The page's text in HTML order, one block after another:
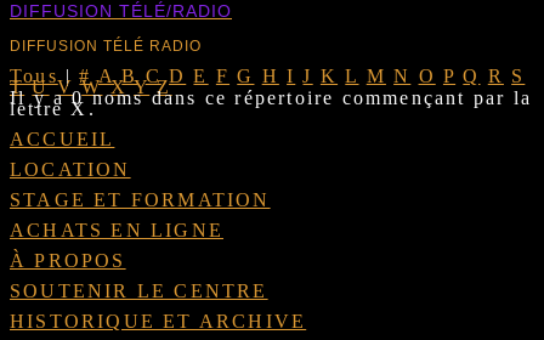
DIFFUSION TÉLÉ/RADIO
DIFFUSION TÉLÉ RADIO
Tous|# A B C D E F G H I J K L M N O P Q R S
T U V W X Y Z
Il y a 0 noms dans ce répertoire commençant par la
lettre X.
ACCUEIL
LOCATION
STAGE ET FORMATION
ACHATS EN LIGNE
À PROPOS
SOUTENIR LE CENTRE
HISTORIQUE ET ARCHIVE